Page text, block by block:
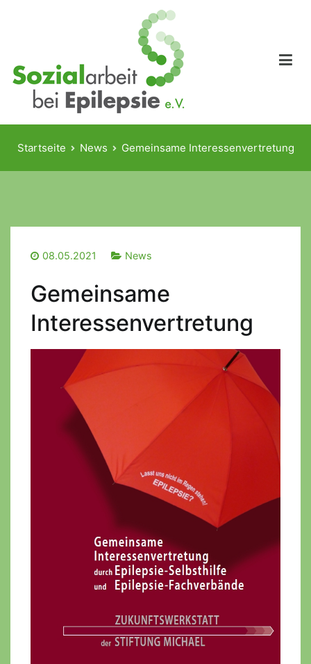
Sozialarbeit bei Epilepsie e.V.
Ansprech- und Kooperationspartner für soziale Fragestellungen
Startseite News Gemeinsame Interessenvertretung
08.05.2021 News
Gemeinsame
Interessenvertretung